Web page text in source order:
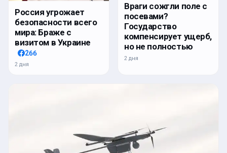
Россия угрожает
безопасности всего
мира: Браже с
визитом в Украине
266
2 дня
Враги сожгли поле с
посевами?
Государство
компенсирует ущерб,
но не полностью
2 дня